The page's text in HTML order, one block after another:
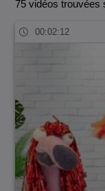
75 vidéos trouvées
00:02:12